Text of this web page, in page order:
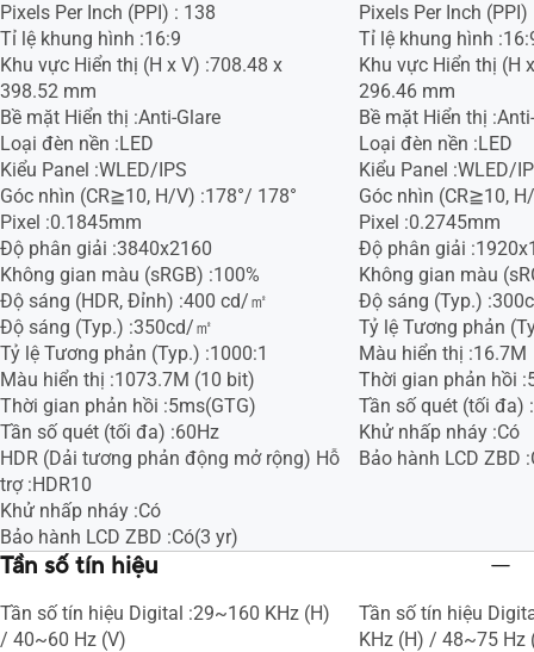
Pixels Per Inch (PPI) : 138
Tỉ lệ khung hình :16:9
Khu vực Hiển thị (H x V) :708.48 x
398.52 mm
Bề mặt Hiển thị :Anti-Glare
Loại đèn nền :LED
Kiểu Panel :WLED/IPS
Góc nhìn (CR≧10, H/V) :178°/ 178°
Pixel :0.1845mm
Độ phân giải :3840x2160
Không gian màu (sRGB) :100%
Độ sáng (HDR, Đỉnh) :400 cd/㎡
Độ sáng (Typ.) :350cd/㎡
Tỷ lệ Tương phản (Typ.) :1000:1
Màu hiển thị :1073.7M (10 bit)
Thời gian phản hồi :5ms(GTG)
Tần số quét (tối đa) :60Hz
HDR (Dải tương phản động mở rộng) Hỗ
trợ :HDR10
Khử nhấp nháy :Có
Bảo hành LCD ZBD :Có(3 yr)
Pixels Per Inch (PPI)
Tỉ lệ khung hình
Khu vực Hiển thị (H
296.46 mm
Bề mặt Hiển thị
Loại đèn nền :LED
Kiểu Panel :WLED/
Góc nhìn (CR≧10,
Pixel :0.2745mm
Độ phân giải
Không gian màu
Độ sáng (Typ.)
Tỷ lệ Tương phản
Màu hiển thị :16.7M
Thời gian phản hồi
Tần số quét (tối đa)
Khử nhấp nháy :Có
Bảo hành LCD ZBD
Tần số tín hiệu
Tần số tín hiệu Digital :29~160 KHz (H)
/ 40~60 Hz (V)
Tần số tín hiệu
KHz (H) / 48~75 Hz